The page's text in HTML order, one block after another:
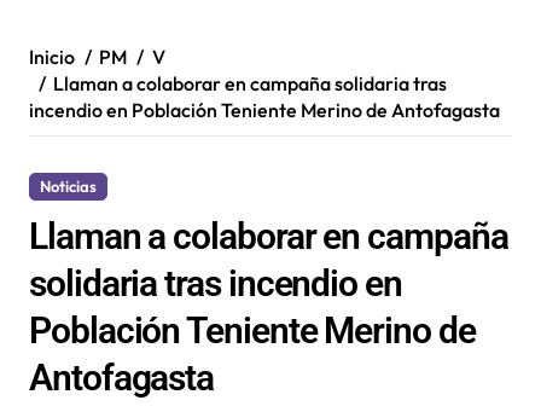
Inicio PM
V
Llaman a colaborar en campaña solidaria tras
incendio en Población Teniente Merino de Antofagasta
Noticias
Llaman a colaborar en campaña
solidaria tras incendio en
Población Teniente Merino de
Antofagasta